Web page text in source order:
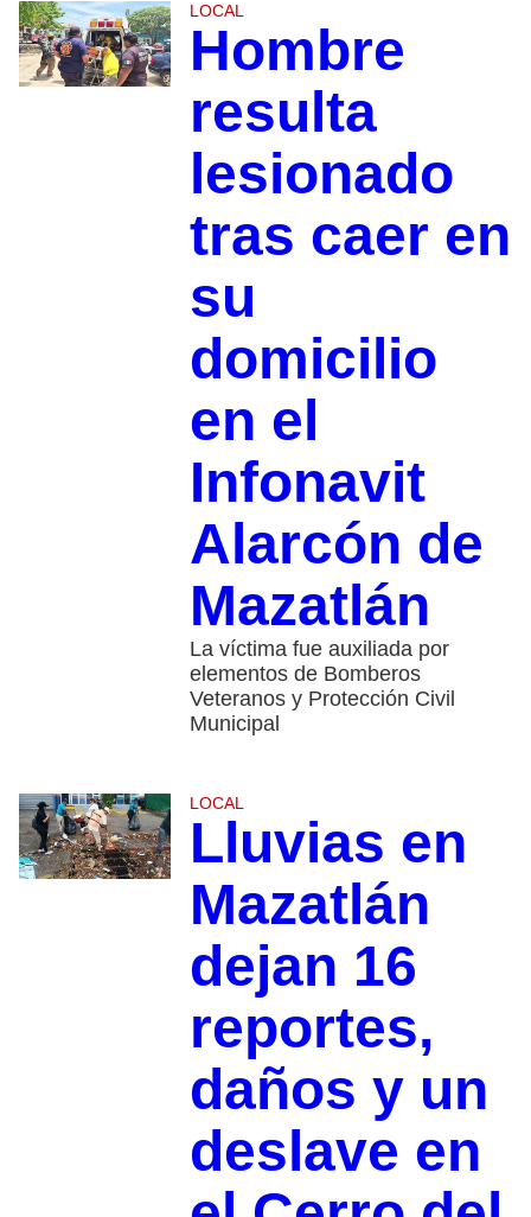
LOCAL
Hombre
resulta
lesionado
tras caer en
su
domicilio
en el
Infonavit
Alarcón de
Mazatlán
La víctima fue auxiliada por
elementos de Bomberos
Veteranos y Protección Civil
Municipal
LOCAL
Lluvias en
Mazatlán
dejan 16
reportes,
daños y un
deslave en